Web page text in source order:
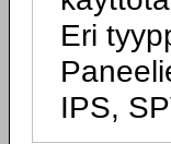
Eri
IPS,